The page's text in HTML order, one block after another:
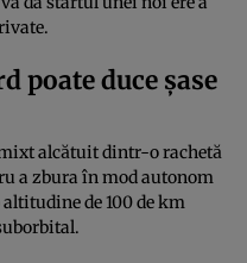
poate duce șase
alcătuit dintr-o rachetă
a zbura în mod autonom
de 100 de km